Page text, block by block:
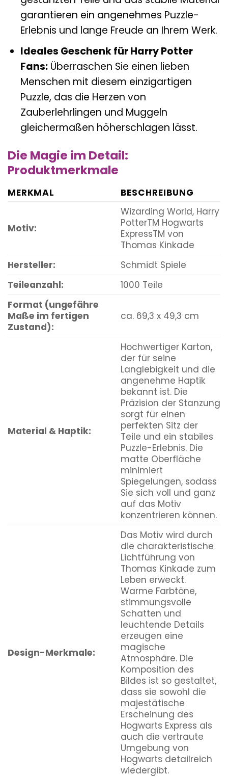
garantieren ein angenehmes Puzzle-
Erlebnis und lange Freude an Ihrem Werk.
Ideales Geschenk für Harry Potter
Fans:Überraschen Sie einen lieben
Menschen mit diesem einzigartigen
Puzzle, das die Herzen von
Zauberlehrlingen und Muggeln
gleichermaßen höherschlagen lässt.
Die Magie im Detail:
Produktmerkmale
MERKMAL BESCHREIBUNG
Motiv:
Wizarding World, Harry
PotterTM Hogwarts
ExpressTM von
Thomas Kinkade
Hersteller:
Schmidt Spiele
Teileanzahl:
1000 Teile
Format (ungefähre
Maße im fertigen
Zustand):
ca. 69,3 x 49,3 cm
Material & Haptik:
Hochwertiger Karton,
der für seine
Langlebigkeit und die
angenehme Haptik
bekannt ist. Die
Präzision der Stanzung
sorgt für einen
perfekten Sitz der
Teile und ein stabiles
Puzzle-Erlebnis. Die
matte Oberfläche
minimiert
Spiegelungen, sodass
Sie sich voll und ganz
auf das Motiv
konzentrieren können.
Design-Merkmale:
Das Motiv wird durch
die charakteristische
Lichtführung von
Thomas Kinkade zum
Leben erweckt.
Warme Farbtöne,
stimmungsvolle
Schatten und
leuchtende Details
erzeugen eine
magische
Atmosphäre. Die
Komposition des
Bildes ist so gestaltet,
dass sie sowohl die
majestätische
Erscheinung des
Hogwarts Express als
auch die vertraute
Umgebung von
Hogwarts detailreich
wiedergibt.